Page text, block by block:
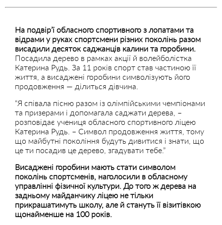
На подвір’ї обласного спортивного з лопатами та
відрами у руках спортсмени різних поколінь разом
висадили десяток саджанців калини та горобини.
Посадила дерево в рамках акції й волейболістка
Катерина Рудь. За 11 років спорт став частиною її
життя, а висаджені горобини символізують його
продовження — ділиться дівчина.
“Я співала пісню разом із олімпійськими чемпіонами
та призерами і допомагала саджати дерева, –
розповідає учениця обласного спортивного ліцею
Катерина Рудь. – Символ продовження життя, тому
що майбутні покоління будуть дивитися і знати, що
це ти посадив це дерево, згадувати тебе.”
Висаджені горобини мають стати символом
поколінь спортсменів, наголосили в обласному
управлінні фізичної культури. До того ж дерева на
задньому майданчику ліцею не тільки
прикрашатимуть школу, але й стануть її візитівкою
щонайменше на 100 років.